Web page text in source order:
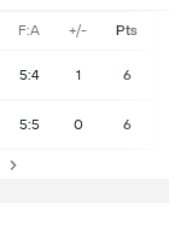
F:A +/- Pts
5:4 1 6
5:5 0 6